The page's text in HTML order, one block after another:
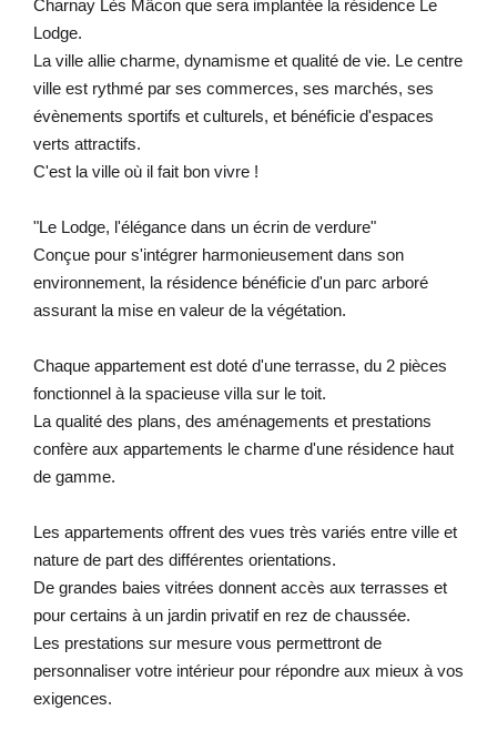
Charnay Lès Mâcon que sera implantée la résidence Le
Lodge.
La ville allie charme, dynamisme et qualité de vie. Le centre
ville est rythmé par ses commerces, ses marchés, ses
évènements sportifs et culturels, et bénéficie d'espaces
verts attractifs.
C'est la ville où il fait bon vivre !
"Le Lodge, l'élégance dans un écrin de verdure"
Conçue pour s'intégrer harmonieusement dans son
environnement, la résidence bénéficie d'un parc arboré
assurant la mise en valeur de la végétation.
Chaque appartement est doté d'une terrasse, du 2 pièces
fonctionnel à la spacieuse villa sur le toit.
La qualité des plans, des aménagements et prestations
confère aux appartements le charme d'une résidence haut
de gamme.
Les appartements offrent des vues très variés entre ville et
nature de part des différentes orientations.
De grandes baies vitrées donnent accès aux terrasses et
pour certains à un jardin privatif en rez de chaussée.
Les prestations sur mesure vous permettront de
personnaliser votre intérieur pour répondre aux mieux à vos
exigences.